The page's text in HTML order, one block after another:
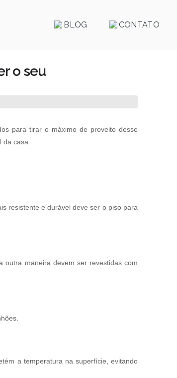
BLOG CONTATO
o seu
para tirar o máximo de proveito desse
casa.
resistente e durável deve ser o piso para
outra maneira devem ser revestidas com
a temperatura na superfície, evitando